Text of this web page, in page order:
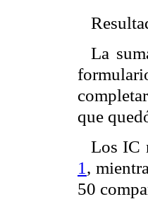
La
que
Los IC
1 ,
50